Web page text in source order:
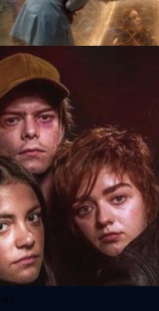
X-Men
days ago
นังสยองขวัญ The
Men เรื่องสุดท้ายที่
days ago